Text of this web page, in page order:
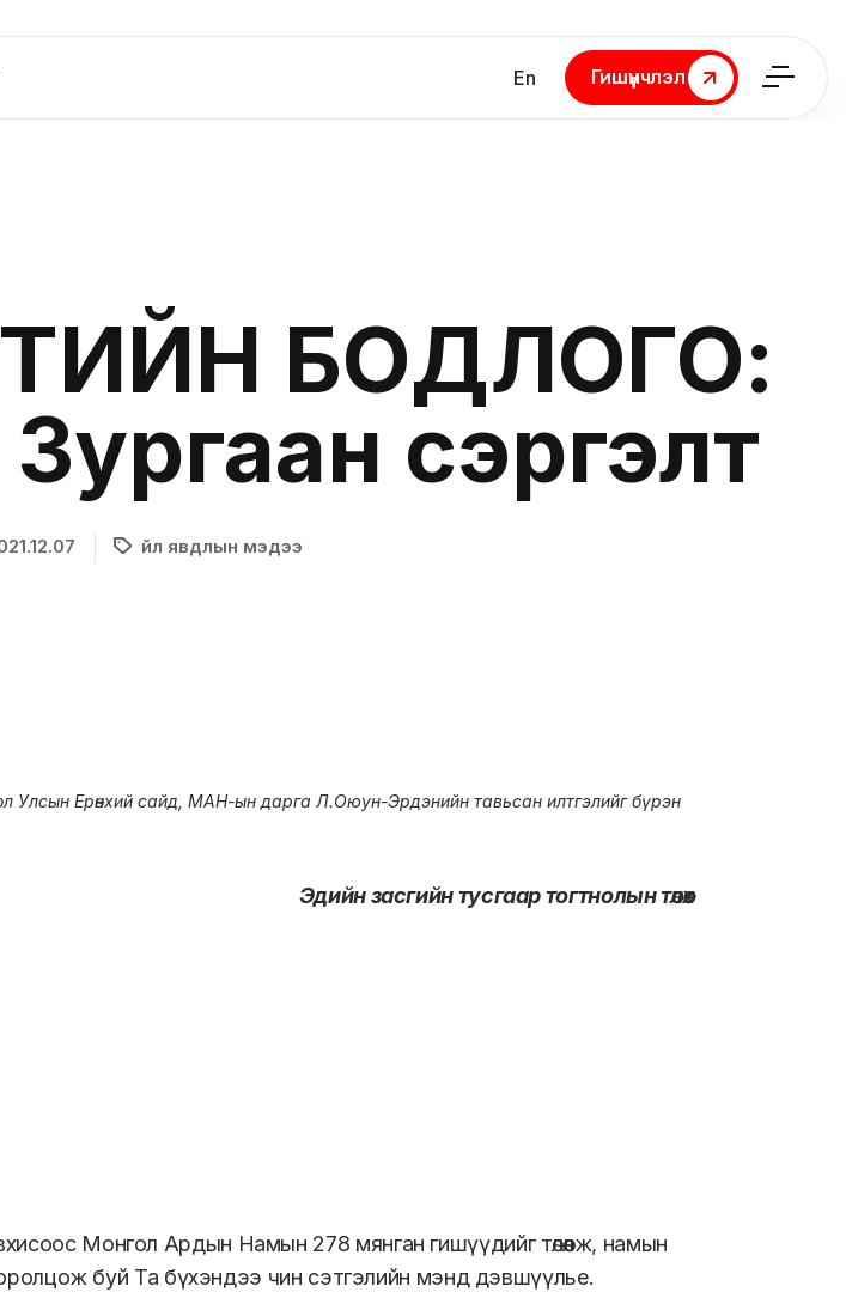
En
Гишүүнчлэл
Гишүүнчлэл
БОДЛОГО:
Зургаан сэргэлт
Үйл явдлын мэдээ
Ерөнхий сайд, МАН-ын дарга Л.Оюун-Эрдэнийн тавьсан илтгэлийг бүрэн
Эдийн засгийн тусгаар тогтнолын төлөөх
Монгол Ардын Намын 278 мянган гишүүдийг төлөөлж, намын
оролцож буй Та бүхэндээ чин сэтгэлийн мэнд дэвшүүлье.